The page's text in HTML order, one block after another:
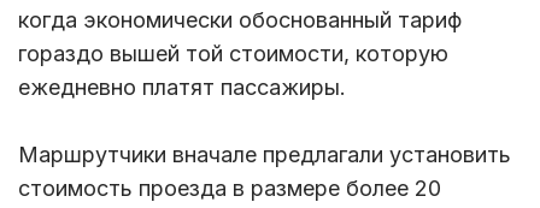
когда экономически обоснованный тариф
гораздо вышей той стоимости, которую
ежедневно платят пассажиры.
Маршрутчики вначале предлагали установить
стоимость проезда в размере более 20